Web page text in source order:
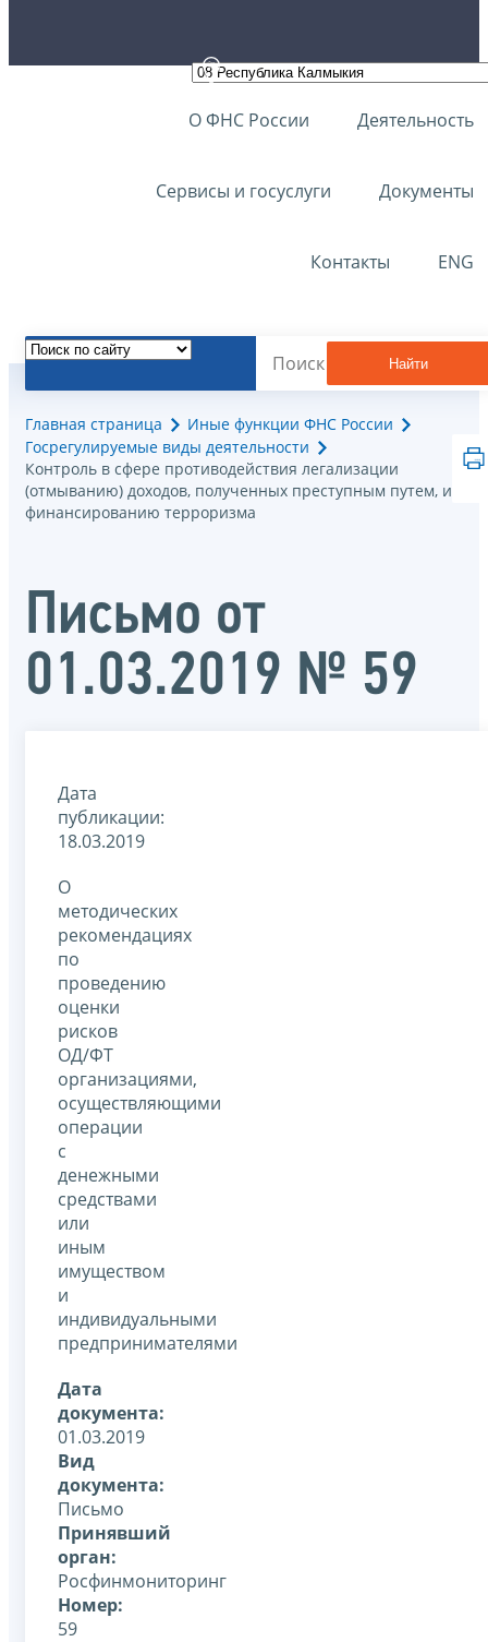
О ФНС России Деятельность
Сервисы и госуслуги Документы
Контакты ENG
Найти
Главная страница
Иные функции ФНС России
Госрегулируемые виды деятельности
Контроль в сфере противодействия легализации
(отмыванию) доходов, полученных преступным путем, и
финансированию терроризма
Письмо от
01.03.2019 № 59
Дата
публикации:
18.03.2019
О
методических
рекомендациях
по
проведению
оценки
рисков
ОД/ФТ
организациями,
осуществляющими
операции
с
денежными
средствами
или
иным
имуществом
и
индивидуальными
предпринимателями
Дата
документа:
01.03.2019
Вид
документа:
Письмо
Принявший
орган:
Росфинмониторинг
Номер:
59